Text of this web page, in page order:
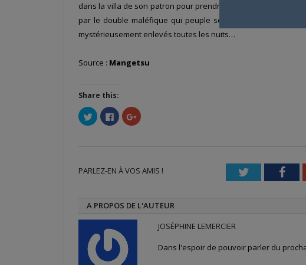
dans la villa de son patron pour prendre part à un horrible
par le double maléfique qui peuple ses cauchemars, des
mystérieusement enlevés toutes les nuits…
Source : Mangetsu
Share this:
Cliquez
pour
partager
fenêtre)
Cliquez
pour
partager
fenêtre)
Cliquez
pour
nouvelle
PARLEZ-EN À VOS AMIS ! Twitter
A PROPOS DE L'AUTEUR
JOSÉPHINE LEMERCIER
Dans l'espoir de pouvoir parler du